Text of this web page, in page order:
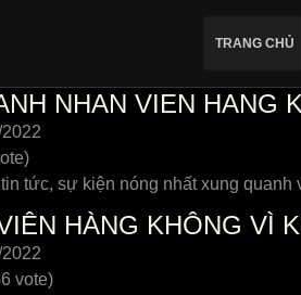
TRANG CHỦ
NHAN VIEN HANG
tức, sự kiện nóng nhất xung
HÀNG KHÔNG VÌ
vote)